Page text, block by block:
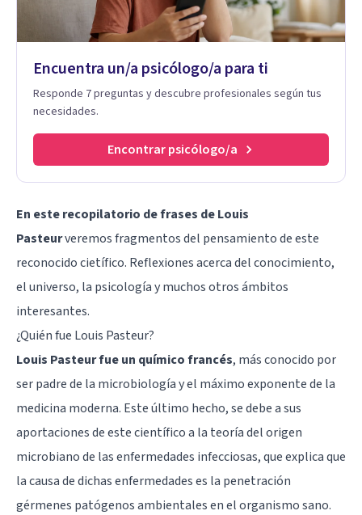
Encuentra un/a psicólogo/a para ti
Responde 7 preguntas y descubre profesionales según tus
necesidades.
Encontrar psicólogo/a
En este recopilatorio de frases de Louis
Pasteurveremos fragmentos del pensamiento de este
reconocido cietífico. Reflexiones acerca del conocimiento,
el universo, la psicología y muchos otros ámbitos
interesantes.
¿Quién fue Louis Pasteur?
Louis Pasteur fue un químico francés, más conocido por
ser padre de la microbiología y el máximo exponente de la
medicina moderna. Este último hecho, se debe a sus
aportaciones de este científico a la teoría del origen
microbiano de las enfermedades infecciosas, que explica que
la causa de dichas enfermedades es la penetración
gérmenes patógenos ambientales en el organismo sano.